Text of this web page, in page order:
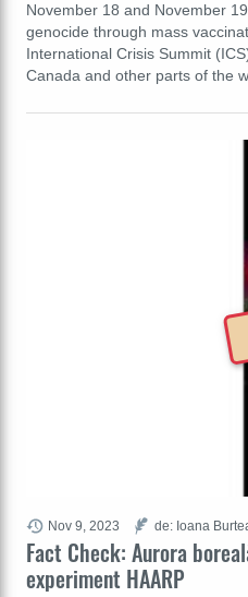
November 18 and November
genocide through mass
International Crisis Summit
Canada and other parts of the
Fact Check: Aurora
experiment HAARP
Nov 9, 2023 de: Ioana